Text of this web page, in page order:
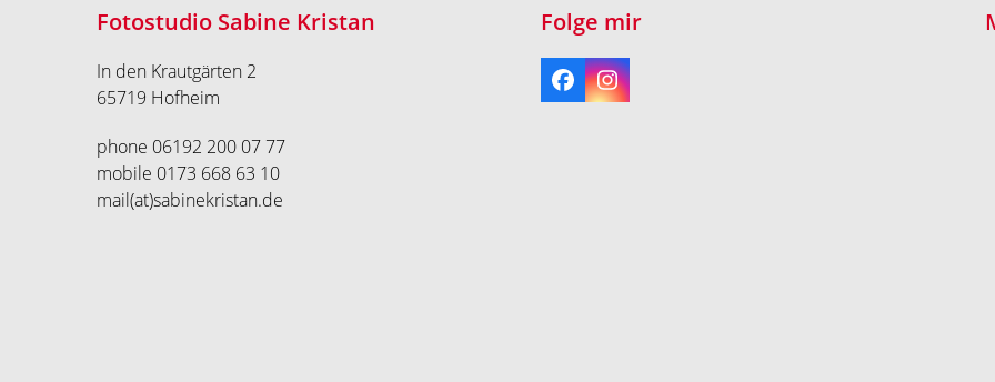
Fotostudio Sabine Kristan
In den Krautgärten 2
65719 Hofheim
phone 06192 200 07 77
mobile 0173 668 63 10
mail(at)sabinekristan.de
Folge mir
FacebookInstagram